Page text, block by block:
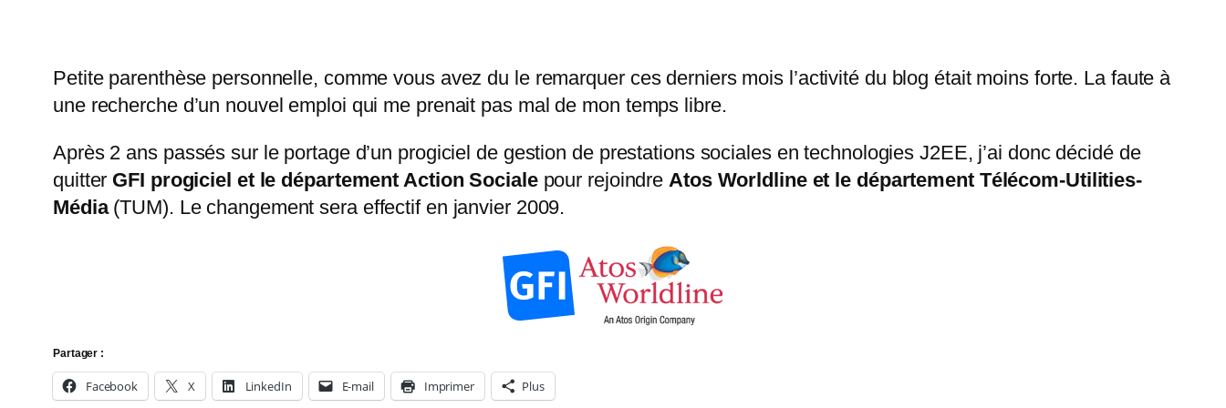
Petite parenthèse personnelle, comme vous avez du le remarquer ces derniers mois l’activité du blog était moins forte. La faute à
une recherche d’un nouvel emploi qui me prenait pas mal de mon temps libre.
Après 2 ans passés sur le portage d’un progiciel de gestion de prestations sociales en technologies J2EE, j’ai donc décidé de
quitter GFI progiciel et le département Action Socialepour rejoindreAtos Worldline et le département Télécom-Utilities-
Média(TUM). Le changement sera effectif en janvier 2009.
Partager :
Facebook X LinkedIn E-mail Imprimer Plus